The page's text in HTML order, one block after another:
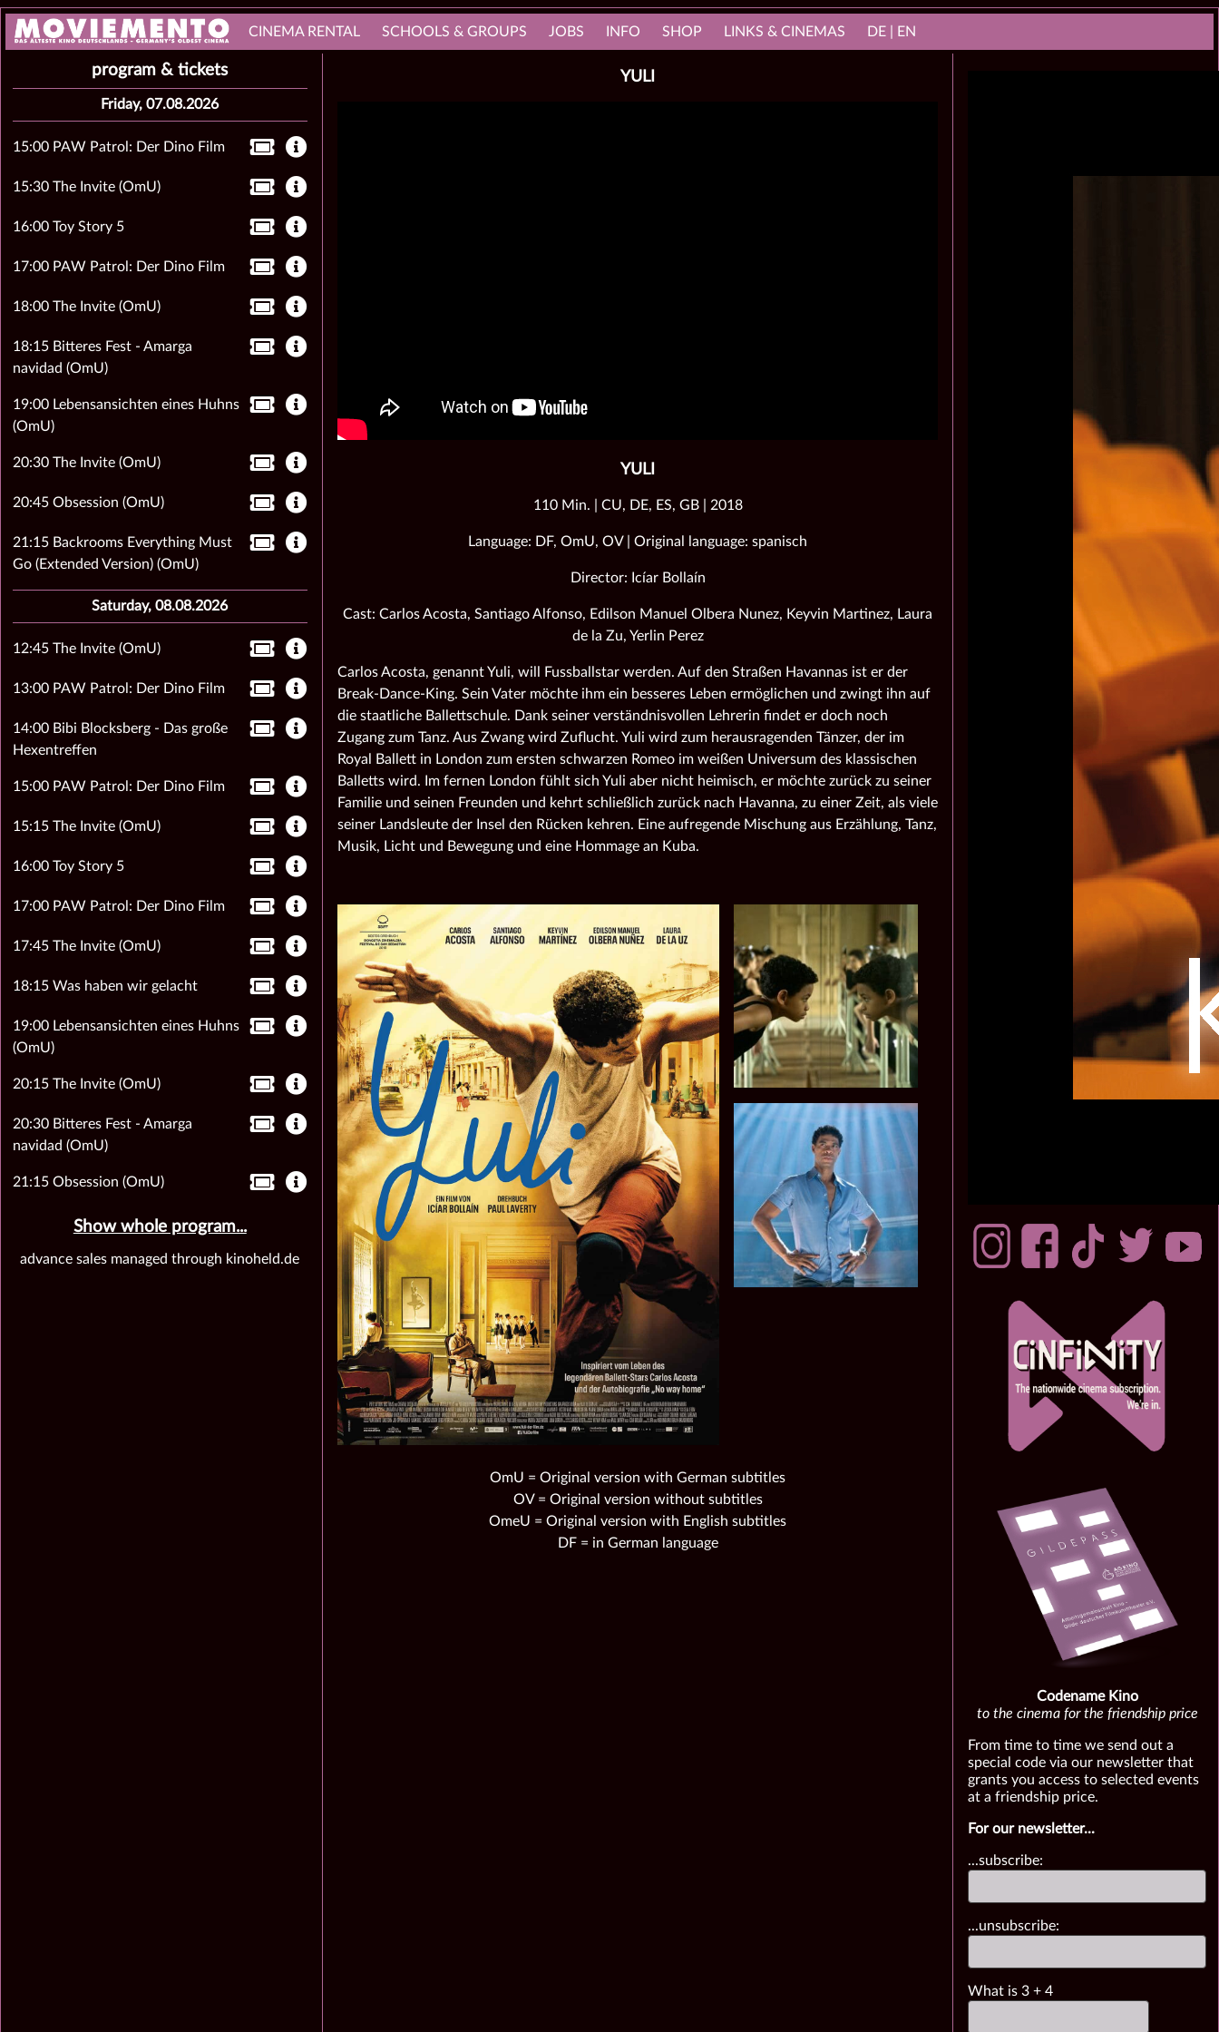
CINEMA RENTAL SCHOOLS & GROUPS JOBS INFO SHOP LINKS & CINEMAS DE | EN
YULI
YULI
110 Min. | CU, DE, ES, GB | 2018
Language: DF, OmU, OV | Original language: spanisch
Director: Icíar Bollaín
Cast: Carlos Acosta, Santiago Alfonso, Edilson Manuel Olbera Nunez, Keyvin Martinez, Laura
de la Zu, Yerlin Perez
Carlos Acosta, genannt Yuli, will Fussballstar werden. Auf den Straßen Havannas ist er der
Break-Dance-King. Sein Vater möchte ihm ein besseres Leben ermöglichen und zwingt ihn auf
die staatliche Ballettschule. Dank seiner verständnisvollen Lehrerin findet er doch noch
Zugang zum Tanz. Aus Zwang wird Zuflucht. Yuli wird zum herausragenden Tänzer, der im
Royal Ballett in London zum ersten schwarzen Romeo im weißen Universum des klassischen
Balletts wird. Im fernen London fühlt sich Yuli aber nicht heimisch, er möchte zurück zu seiner
Familie und seinen Freunden und kehrt schließlich zurück nach Havanna, zu einer Zeit, als viele
seiner Landsleute der Insel den Rücken kehren. Eine aufregende Mischung aus Erzählung, Tanz,
Musik, Licht und Bewegung und eine Hommage an Kuba.
OmU = Original version with German subtitles
OV = Original version without subtitles
OmeU = Original version with English subtitles
DF = in German language
program & tickets
Friday, 07.08.2026
15:00 PAW Patrol: Der Dino Film
15:30 The Invite (OmU)
16:00 Toy Story 5
17:00 PAW Patrol: Der Dino Film
18:00 The Invite (OmU)
18:15 Bitteres Fest - Amarga
navidad (OmU)
19:00 Lebensansichten eines Huhns
(OmU)
20:30 The Invite (OmU)
20:45 Obsession (OmU)
21:15 Backrooms Everything Must
Go (Extended Version) (OmU)
Saturday, 08.08.2026
12:45 The Invite (OmU)
13:00 PAW Patrol: Der Dino Film
14:00 Bibi Blocksberg - Das große
Hexentreffen
15:00 PAW Patrol: Der Dino Film
15:15 The Invite (OmU)
16:00 Toy Story 5
17:00 PAW Patrol: Der Dino Film
17:45 The Invite (OmU)
18:15 Was haben wir gelacht
19:00 Lebensansichten eines Huhns
(OmU)
20:15 The Invite (OmU)
20:30 Bitteres Fest - Amarga
navidad (OmU)
21:15 Obsession (OmU)
Show whole program...
advance sales managed through kinoheld.de
Codename Kino
to the cinema for the friendship price
From time to time we send out a
special code via our newsletter that
grants you access to selected events
at a friendship price.
For our newsletter...
...subscribe:
...unsubscribe:
What is3 + 4